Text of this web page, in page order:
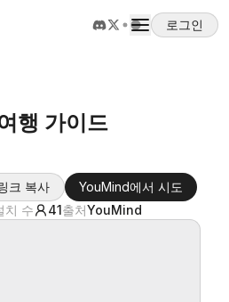
로그인
행 가이드
크 복사
YouMind에서 시도
치 수 41출처YouMind